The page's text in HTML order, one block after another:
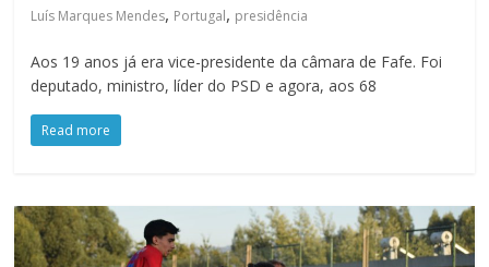
Luís Marques Mendes, Portugal, presidência
Aos 19 anos já era vice-presidente da câmara de Fafe. Foi
deputado, ministro, líder do PSD e agora, aos 68
Read more